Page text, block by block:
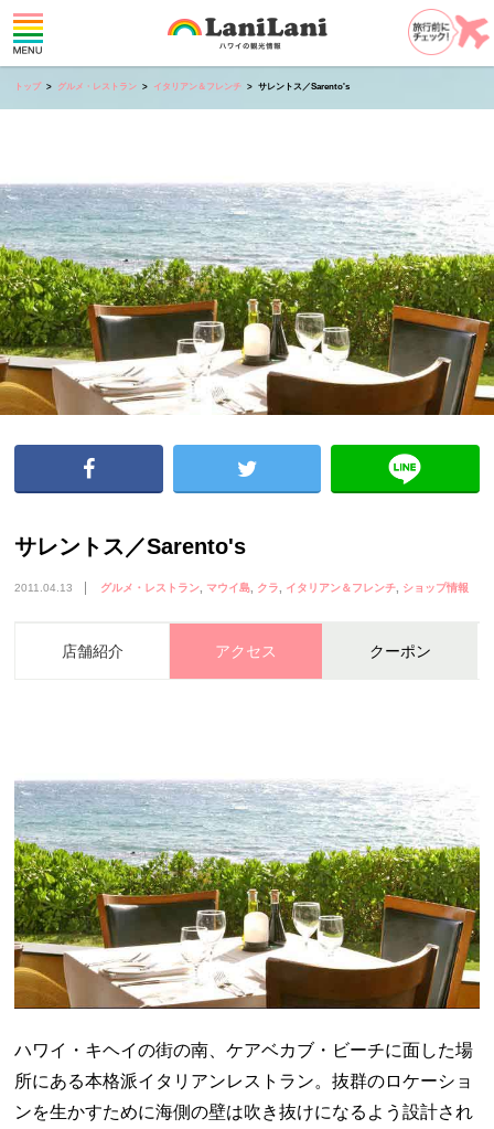
トップ グルメ・レストラン イタリアン＆フレンチ サレントス／Sarento's
サレントス／Sarento's
2011.04.13 グルメ・レストラン マウイ島 クラ イタリアン＆フレンチ ショップ情報
店舗紹介 アクセス クーポン
ハワイ・キヘイの街の南、ケアベカブ・ビーチに面した場
所にある本格派イタリアンレストラン。抜群のロケーショ
ンを生かすために海側の壁は吹き抜けになるよう設計され